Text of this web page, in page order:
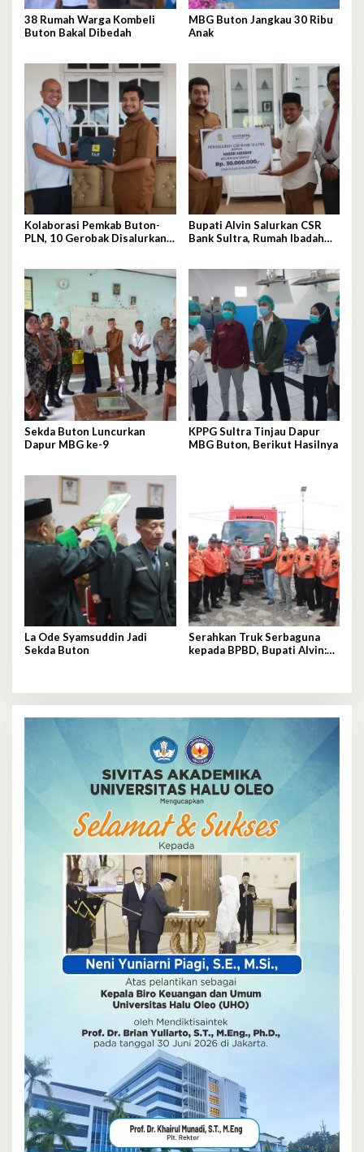
38 Rumah Warga Kombeli
Buton Bakal Dibedah
MBG Buton Jangkau 30 Ribu
Anak
Kolaborasi Pemkab Buton-
PLN, 10 Gerobak Disalurkan
Bupati Alvin Salurkan CSR
Bank Sultra, Rumah Ibadah
Sekda Buton Luncurkan
Dapur MBG ke-9
KPPG Sultra Tinjau Dapur
MBG Buton, Berikut Hasilnya
La Ode Syamsuddin Jadi
Sekda Buton
Serahkan Truk Serbaguna
kepada BPBD, Bupati Alvin: